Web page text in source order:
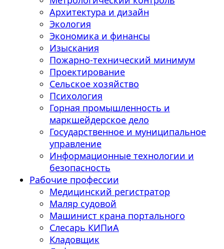
Архитектура и дизайн
Экология
Экономика и финансы
Изыскания
Пожарно-технический минимум
Проектирование
Сельское хозяйство
Психология
Горная промышленность и
маркшейдерское дело
Государственное и муниципальное
управление
Информационные технологии и
безопасность
Рабочие профессии
Медицинский регистратор
Маляр судовой
Машинист крана портального
Слесарь КИПиА
Кладовщик